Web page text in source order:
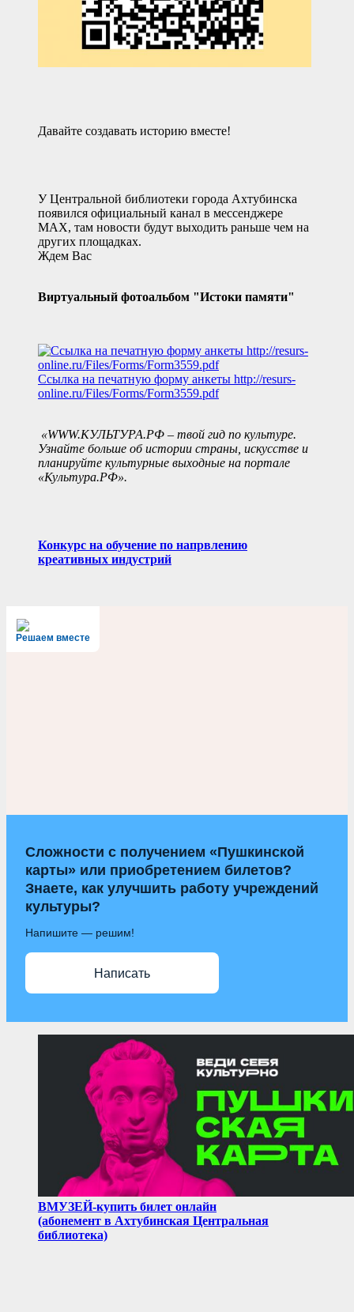
Давайте создавать историю вместе!
У Центральной библиотеки города Ахтубинска
появился официальный канал в мессенджере
MAX, там новости будут выходить раньше чем на
других площадках.
Ждем Вас
Виртуальный фотоальбом "Истоки памяти"
Ссылка на печатную форму анкеты http://resurs-
online.ru/Files/Forms/Form3559.pdf
«WWW.КУЛЬТУРА.РФ – твой гид по культуре.
Узнайте больше об истории страны, искусстве и
планируйте культурные выходные на портале
«Культура.РФ».
Конкурс на обучение по напрвлению
креативных индустрий
Решаем вместе
Сложности с получением «Пушкинской
карты» или приобретением билетов?
Знаете, как улучшить работу учреждений
культуры?
Напишите — решим!
Написать
ВМУЗЕЙ-купить билет онлайн
(абонемент в Ахтубинская Центральная
библиотека)